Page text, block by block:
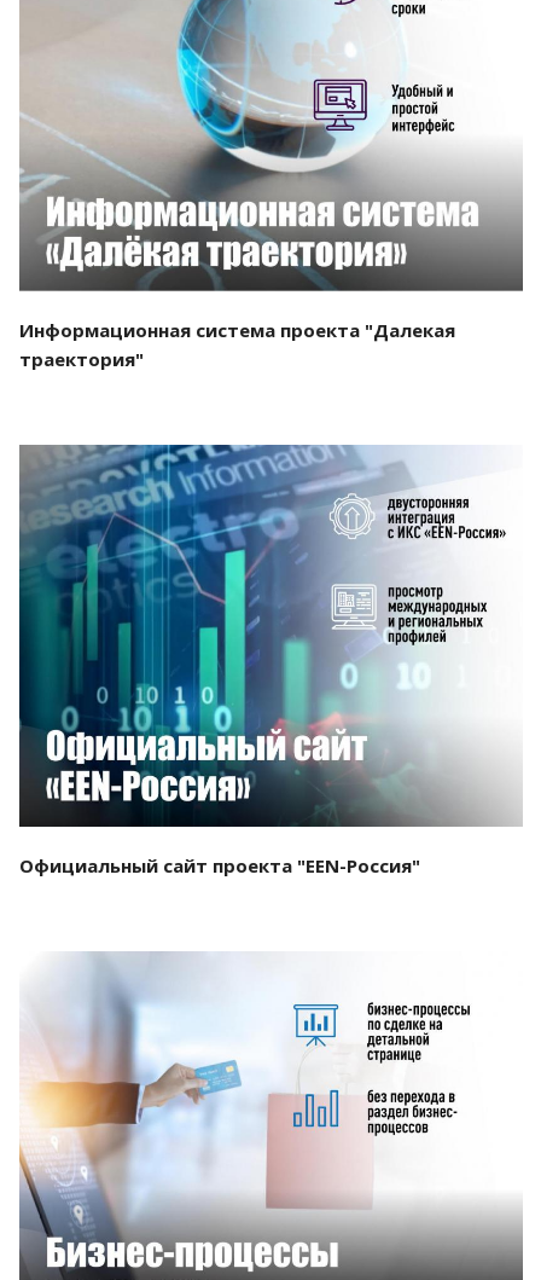
Смотреть проект
Информационная система проекта "Далекая
траектория"
Смотреть проект
Официальный сайт проекта "EEN-Россия"